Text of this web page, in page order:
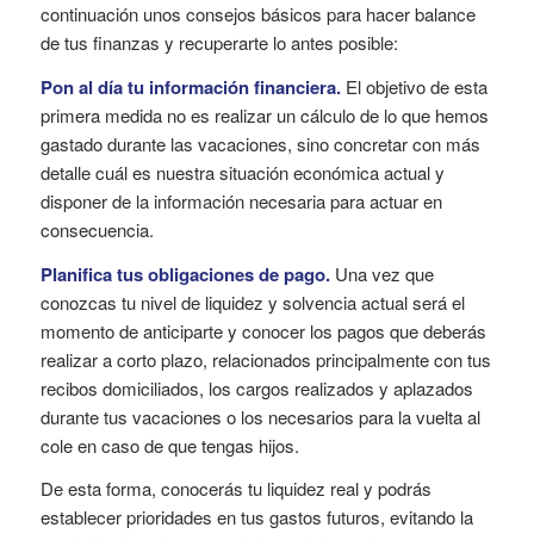
continuación unos consejos básicos para hacer balance
de tus finanzas y recuperarte lo antes posible:
Pon al día tu información financiera.El objetivo de esta
primera medida no es realizar un cálculo de lo que hemos
gastado durante las vacaciones, sino concretar con más
detalle cuál es nuestra situación económica actual y
disponer de la información necesaria para actuar en
consecuencia.
Planifica tus obligaciones de pago.Una vez que
conozcas tu nivel de liquidez y solvencia actual será el
momento de anticiparte y conocer los pagos que deberás
realizar a corto plazo, relacionados principalmente con tus
recibos domiciliados, los cargos realizados y aplazados
durante tus vacaciones o los necesarios para la vuelta al
cole en caso de que tengas hijos.
De esta forma, conocerás tu liquidez real y podrás
establecer prioridades en tus gastos futuros, evitando la